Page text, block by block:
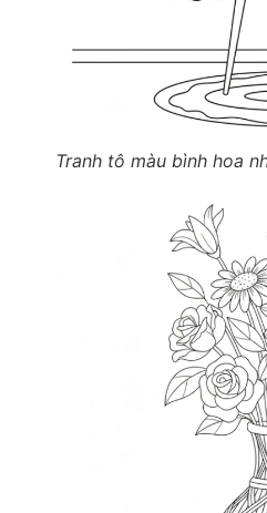
Tranh tô màu bình hoa